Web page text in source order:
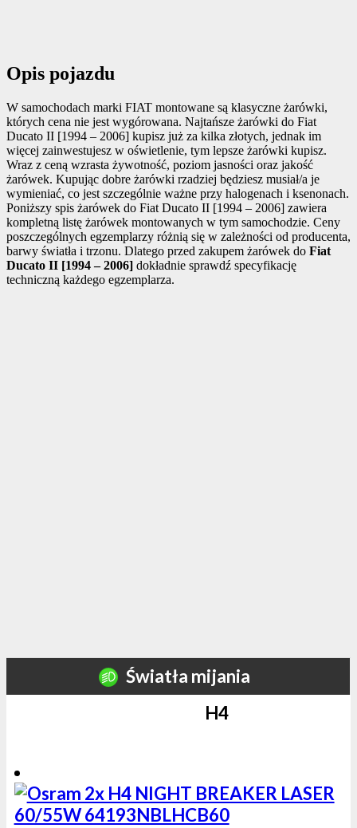
Opis pojazdu
W samochodach marki FIAT montowane są klasyczne żarówki,
których cena nie jest wygórowana. Najtańsze żarówki do Fiat
Ducato II [1994 – 2006] kupisz już za kilka złotych, jednak im
więcej zainwestujesz w oświetlenie, tym lepsze żarówki kupisz.
Wraz z ceną wzrasta żywotność, poziom jasności oraz jakość
żarówek. Kupując dobre żarówki rzadziej będziesz musiał/a je
wymieniać, co jest szczególnie ważne przy halogenach i ksenonach.
Poniższy spis żarówek do Fiat Ducato II [1994 – 2006] zawiera
kompletną listę żarówek montowanych w tym samochodzie. Ceny
poszczególnych egzemplarzy różnią się w zależności od producenta,
barwy światła i trzonu. Dlatego przed zakupem żarówek do Fiat
Ducato II [1994 – 2006] dokładnie sprawdź specyfikację
techniczną każdego egzemplarza.
Światła mijania
H4